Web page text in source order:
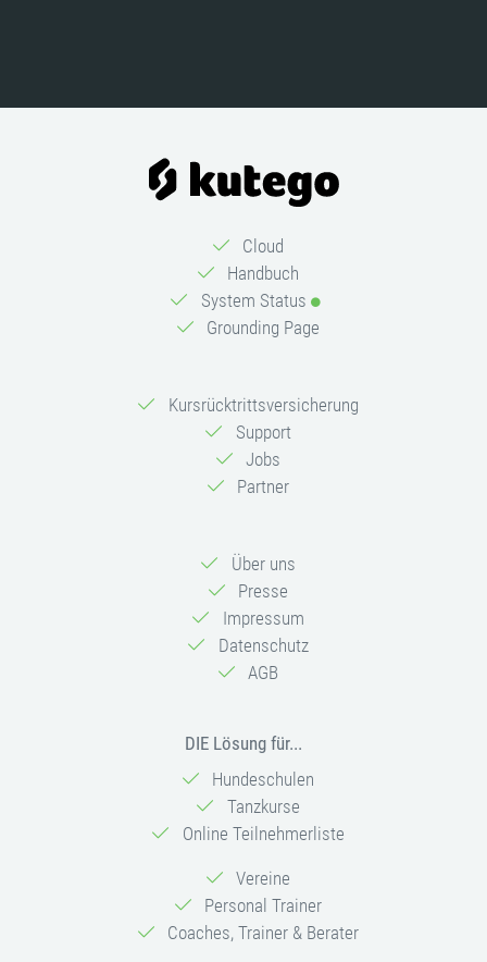
Cloud
Handbuch
System Status
Grounding Page
Kursrücktrittsversicherung
Support
Jobs
Partner
Über uns
Presse
Impressum
Datenschutz
AGB
DIE Lösung für...
Hundeschulen
Tanzkurse
Online Teilnehmerliste
Vereine
Personal Trainer
Coaches, Trainer & Berater